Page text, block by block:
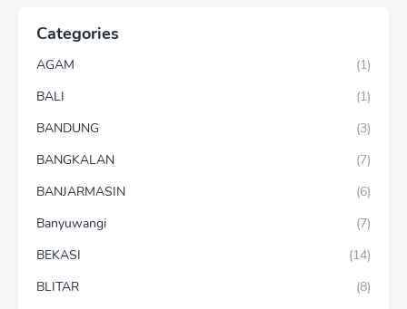
Categories
AGAM
(1)
BALI
(1)
BANDUNG
(3)
BANGKALAN
(7)
BANJARMASIN
(6)
Banyuwangi
(7)
BEKASI
(14)
BLITAR
(8)